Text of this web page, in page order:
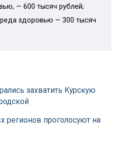
— 600 тысяч рублей;
здоровью — 300 тысяч
захватить Курскую
регионов проголосуют на